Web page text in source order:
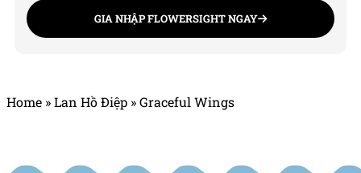
GIA NHẬP FLOWERSIGHT NGAY
Home »Lan Hồ Điệp »Graceful Wings